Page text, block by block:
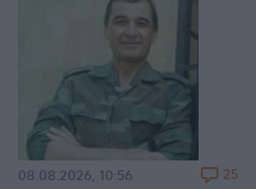
08.08.2026, 10:56 25